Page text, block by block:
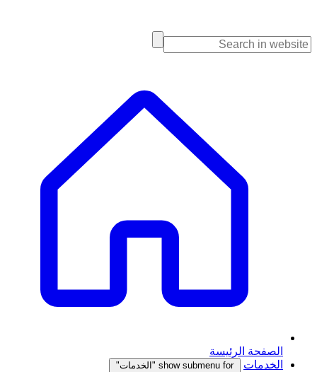
الصفحة الرئيسة
الخدمات
show submenu for "الخدمات"